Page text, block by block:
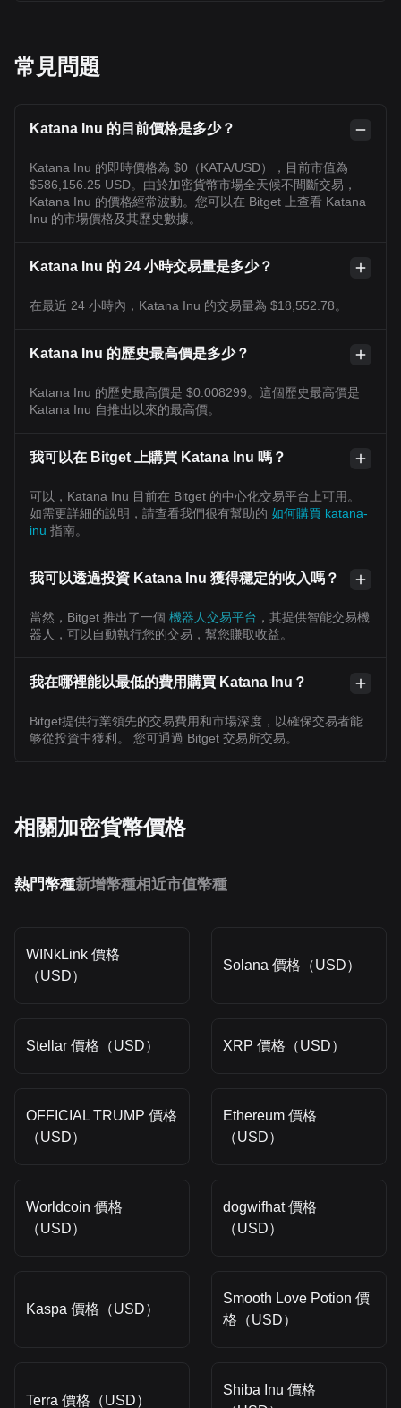
常見問題
Katana Inu 的目前價格是多少？
Katana Inu 的即時價格為 $0（KATA/USD），目前市值為
$586,156.25 USD。由於加密貨幣市場全天候不間斷交易，
Katana Inu 的價格經常波動。您可以在 Bitget 上查看 Katana
Inu 的市場價格及其歷史數據。
Katana Inu 的 24 小時交易量是多少？
在最近 24 小時內，Katana Inu 的交易量為 $18,552.78。
Katana Inu 的歷史最高價是多少？
Katana Inu 的歷史最高價是 $0.008299。這個歷史最高價是
Katana Inu 自推出以來的最高價。
我可以在 Bitget 上購買 Katana Inu 嗎？
可以，Katana Inu 目前在 Bitget 的中心化交易平台上可用。
如需更詳細的說明，請查看我們很有幫助的 如何購買 katana-
inu 指南。
我可以透過投資 Katana Inu 獲得穩定的收入嗎？
當然，Bitget 推出了一個 機器人交易平台 ，其提供智能交易機
器人，可以自動執行您的交易，幫您賺取收益。
我在哪裡能以最低的費用購買 Katana Inu？
Bitget提供行業領先的交易費用和市場深度，以確保交易者能
够從投資中獲利。 您可通過 Bitget 交易所交易。
相關加密貨幣價格
熱門幣種新增幣種相近市值幣種
WINkLink 價格
（USD）
Solana 價格（USD）
Stellar 價格（USD） XRP 價格（USD）
OFFICIAL TRUMP 價格
（USD）
Ethereum 價格
（USD）
Worldcoin 價格
（USD）
dogwifhat 價格
（USD）
Kaspa 價格（USD）
Smooth Love Potion 價
格（USD）
Terra 價格（USD）
Shiba Inu 價格